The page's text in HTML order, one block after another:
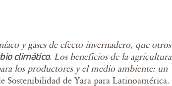
y gases de efecto invernadero, que otros
climático. Los beneficios de la agricultura
los productores y el medio ambiente: un
Sostenibilidad de Yara para Latinoamérica.